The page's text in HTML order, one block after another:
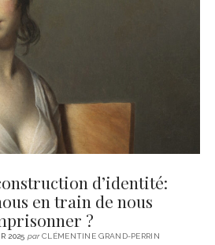
CINÉMA
LITTÉRATURE
SPORT
MÉDIAS
SANTÉ
instagram
d’identité:
en train de nous
?
2025 parCLÉMENTINE GRAND-PERRIN